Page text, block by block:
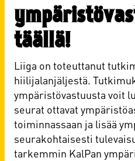
täällä!
Liiga on toteuttanut
hiilijalanjäljestä.
ympäristövastuusta voit
seurat ottavat
toiminnassaan ja lisää
seurakohtaisesti
tarkemmin KalPan